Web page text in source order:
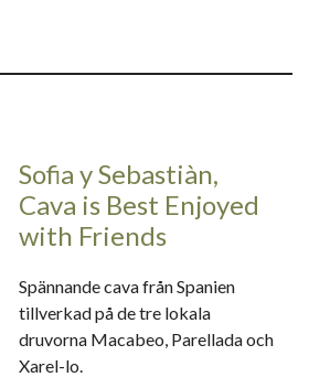
Sofia y Sebastiàn,
Cava is Best Enjoyed
with Friends
Spännande cava från Spanien
tillverkad på de tre lokala
druvorna Macabeo, Parellada och
Xarel-lo.